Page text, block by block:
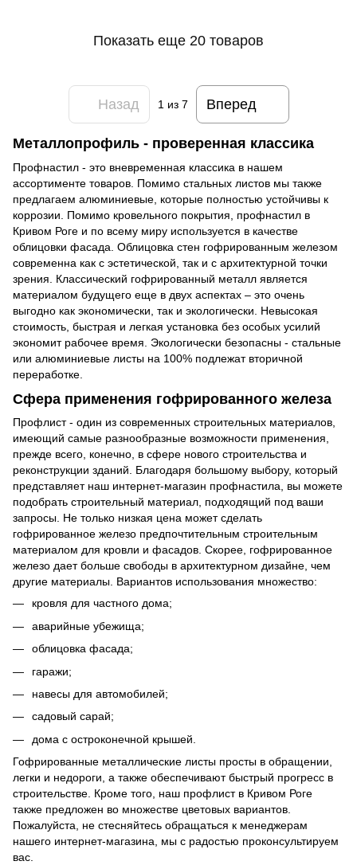
Показать еще 20 товаров
Назад 1из 7 Вперед
Металлопрофиль - проверенная классика
Профнастил - это вневременная классика в нашем
ассортименте товаров. Помимо стальных листов мы также
предлагаем алюминиевые, которые полностью устойчивы к
коррозии. Помимо кровельного покрытия, профнастил в
Кривом Роге и по всему миру используется в качестве
облицовки фасада. Облицовка стен гофрированным железом
современна как с эстетической, так и с архитектурной точки
зрения. Классический гофрированный металл является
материалом будущего еще в двух аспектах – это очень
выгодно как экономически, так и экологически. Невысокая
стоимость, быстрая и легкая установка без особых усилий
экономит рабочее время. Экологически безопасны - стальные
или алюминиевые листы на 100% подлежат вторичной
переработке.
Сфера применения гофрированного железа
Профлист - один из современных строительных материалов,
имеющий самые разнообразные возможности применения,
прежде всего, конечно, в сфере нового строительства и
реконструкции зданий. Благодаря большому выбору, который
представляет наш интернет-магазин профнастила, вы можете
подобрать строительный материал, подходящий под ваши
запросы. Не только низкая цена может сделать
гофрированное железо предпочтительным строительным
материалом для кровли и фасадов. Скорее, гофрированное
железо дает больше свободы в архитектурном дизайне, чем
другие материалы. Вариантов использования множество:
кровля для частного дома;
аварийные убежища;
облицовка фасада;
гаражи;
навесы для автомобилей;
садовый сарай;
дома с остроконечной крышей.
Гофрированные металлические листы просты в обращении,
легки и недороги, а также обеспечивают быстрый прогресс в
строительстве. Кроме того, наш профлист в Кривом Роге
также предложен во множестве цветовых вариантов.
Пожалуйста, не стесняйтесь обращаться к менеджерам
нашего интернет-магазина, мы с радостью проконсультируем
вас.